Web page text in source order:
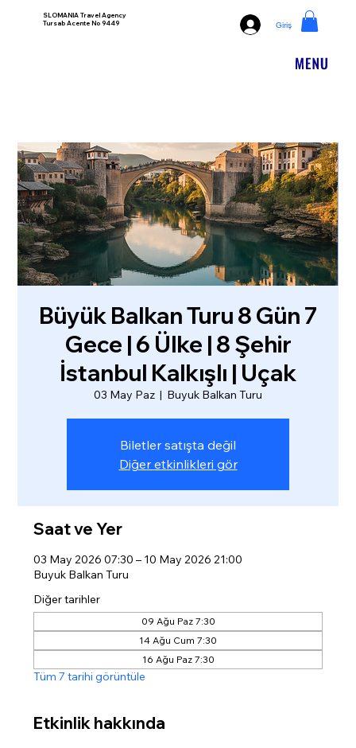
SLOMANIA Travel Agency
Tursab Acente No 9449
Giriş
Büyük Balkan Turu 8 Gün 7
Gece | 6 Ülke | 8 Şehir
İstanbul Kalkışlı | Uçak
03 May Paz
  |
Buyuk Balkan Turu
Biletler satışta değil
Diğer etkinlikleri gör
Saat ve Yer
03 May 2026 07:30 – 10 May 2026 21:00
Buyuk Balkan Turu
Diğer tarihler
09 Ağu Paz 7:30
14 Ağu Cum 7:30
16 Ağu Paz 7:30
Tüm 7 tarihi görüntüle
Etkinlik hakkında